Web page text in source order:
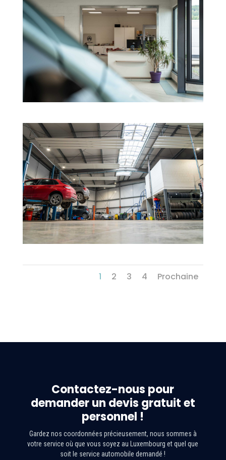
1 2 3 4 Prochaine
Contactez-nous pour
demander un devis gratuit et
personnel !
Gardez nos coordonnées précieusement, nous sommes à
votre service où que vous soyez au Luxembourg et quel que
soit le service automobile demandé !